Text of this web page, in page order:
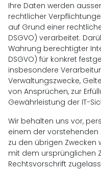
Ihre Daten werden
rechtlicher
auf Grund einer
DSGVO) verarbeitet.
Wahrung berechtigter
DSGVO) für konkret
insbesondere
Verwaltungszwecke,
von Ansprüchen, zur
Gewährleistung der IT-
Wir behalten uns vor,
einem der vorstehenden
zu den übrigen Zwecken
mit dem ursprünglichen
Rechtsvorschrift